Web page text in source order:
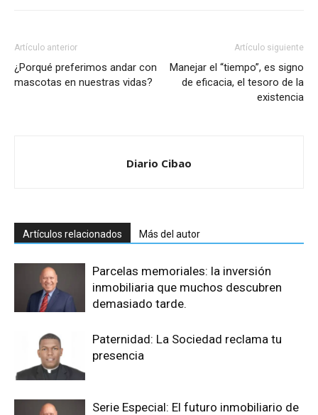
Artículo anterior
¿Porqué preferimos andar con
mascotas en nuestras vidas?
Artículo siguiente
Manejar el “tiempo”, es signo
de eficacia, el tesoro de la
existencia
Diario Cibao
Artículos relacionados Más del autor
Parcelas memoriales: la inversión
inmobiliaria que muchos descubren
demasiado tarde.
Paternidad: La Sociedad reclama tu
presencia
Serie Especial: El futuro inmobiliario de